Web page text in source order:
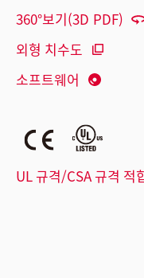
360°보기(3D PDF)
외형 치수도
소프트웨어
UL 규격/CSA 규격 적